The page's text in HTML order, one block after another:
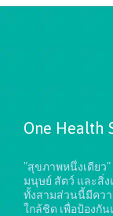
One Health
"สุขภาพหนึ่งเดียว
มนุษย์ สัตว์ และสิ่ง
ทั้งสามส่วนนี้มีคว
ใกล้ชิด เพื่อป้องกั